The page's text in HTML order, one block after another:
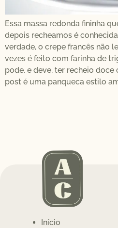
Essa massa redonda fininha
depois recheamos é
verdade, o crepe francês não
vezes é feito com farinha de
pode, e deve, ter recheio doce
post é uma panqueca estilo
Início